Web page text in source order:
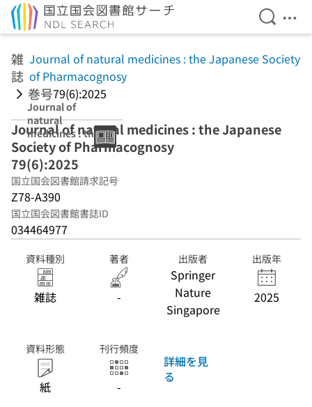
検索を
メ
雑
誌
Journal of natural medicines : the Japanese Society
of Pharmacognosy
巻号79(6):2025
Journal of
natural
medicines : the
Japanese
Society of
Pharmacognosy
79(6):2025
Journal of natural medicines : the Japanese
Society of Pharmacognosy
79(6):2025
国立国会図書館請求記号
Z78-A390
国立国会図書館書誌ID
034464977
資料種別
雑誌
著者
-
出版者
Springer
Nature
Singapore
出版年
2025
資料形態
紙
刊行頻度
-
詳細を見
る